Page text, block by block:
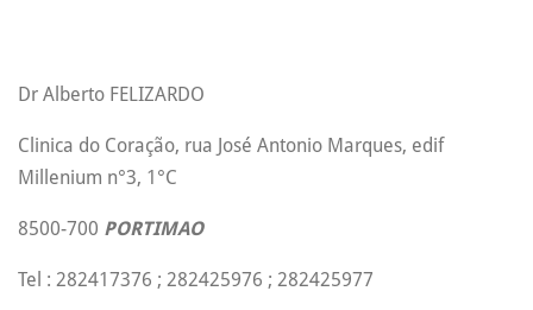
Dr Alberto FELIZARDO
Clinica do Coração, rua José Antonio Marques, edif
Millenium n°3, 1°C
8500-700 PORTIMAO
Tel : 282417376 ; 282425976 ; 282425977